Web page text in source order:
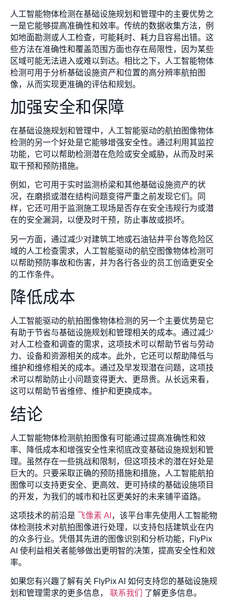
人工智能物体检测在基础设施规划和管理中的主要优势之
一是它能够提高准确性和效率。传统的数据收集方法，例
如地面勘测或人工检查，可能耗时、耗力且容易出错。这
些方法在准确性和覆盖范围方面也存在局限性，因为某些
区域可能无法进入或难以到达。相比之下，人工智能物体
检测可用于分析基础设施资产和位置的高分辨率航拍图
像，从而实现更准确的评估和规划。
加强安全和保障
在基础设施规划和管理中，人工智能驱动的航拍图像物体
检测的另一个好处是它能够增强安全性。通过利用其监控
功能，它可以帮助检测潜在危险或安全威胁，从而及时采
取干预和预防措施。
例如，它可用于实时监测桥梁和其他基础设施资产的状
况，在磨损或潜在结构问题变得严重之前发现它们。同
样，它还可用于监测施工现场是否存在安全违规行为或潜
在的安全漏洞，以便及时干预，防止事故或损坏。
另一方面，通过减少对建筑工地或石油钻井平台等危险区
域的人工检查需求，人工智能驱动的航空图像物体检测可
以帮助预防事故和伤害，并为各行各业的员工创造更安全
的工作条件。
降低成本
人工智能驱动的航拍图像物体检测的另一个主要优势是它
有助于节省与基础设施规划和管理相关的成本。通过减少
对人工检查和调查的需求，这项技术可以帮助节省与劳动
力、设备和资源相关的成本。此外，它还可以帮助降低与
维护和维修相关的成本。通过及早发现潜在问题，这项技
术可以帮助防止小问题变得更大、更昂贵。从长远来看，
这可以帮助节省维修、维护和更换成本。
结论
人工智能物体检测航拍图像有可能通过提高准确性和效
率、降低成本和增强安全性来彻底改变基础设施规划和管
理。虽然存在一些挑战和限制，但这项技术的潜在好处是
巨大的。只要采取正确的预防措施和措施，人工智能航拍
图像可以支持更安全、更高效、更可持续的基础设施项目
的开发，为我们的城市和社区更美好的未来铺平道路。
这项技术的前沿是 飞像素 AI ，该平台率先使用人工智能物
体检测技术对航拍图像进行处理，以支持包括建筑业在内
的众多行业。凭借其先进的图像识别和分析功能，FlyPix
AI 使利益相关者能够做出更明智的决策，提高安全性和效
率。
如果您有兴趣了解有关 FlyPix AI 如何支持您的基础设施规
划和管理需求的更多信息， 联系我们 了解更多信息。